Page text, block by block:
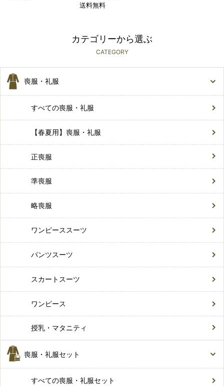
送料無料
カテゴリーから選ぶ
CATEGORY
喪服・礼服
すべての喪服・礼服
【春夏用】喪服・礼服
正喪服
準喪服
略喪服
ワンピーススーツ
パンツスーツ
スカートスーツ
ワンピース
授乳・マタニティ
喪服・礼服セット
すべての喪服・礼服セット